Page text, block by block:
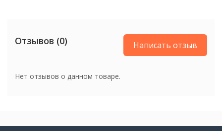
Мензура гитары
Отзывов (0) Написать отзыв
Нет отзывов о данном товаре.